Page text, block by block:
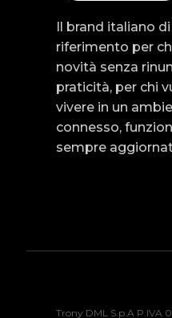
Il brand italiano di
riferimento per
novità senza
praticità, per chi
vivere in un
connesso,
sempre
Trony DML S.p.A P.IVA